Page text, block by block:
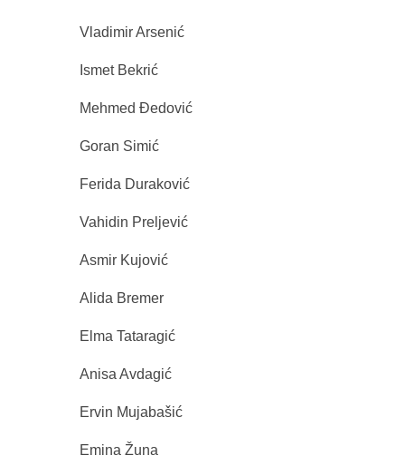
Vladimir Arsenić
Ismet Bekrić
Mehmed Đedović
Goran Simić
Ferida Duraković
Vahidin Preljević
Asmir Kujović
Alida Bremer
Elma Tataragić
Anisa Avdagić
Ervin Mujabašić
Emina Žuna